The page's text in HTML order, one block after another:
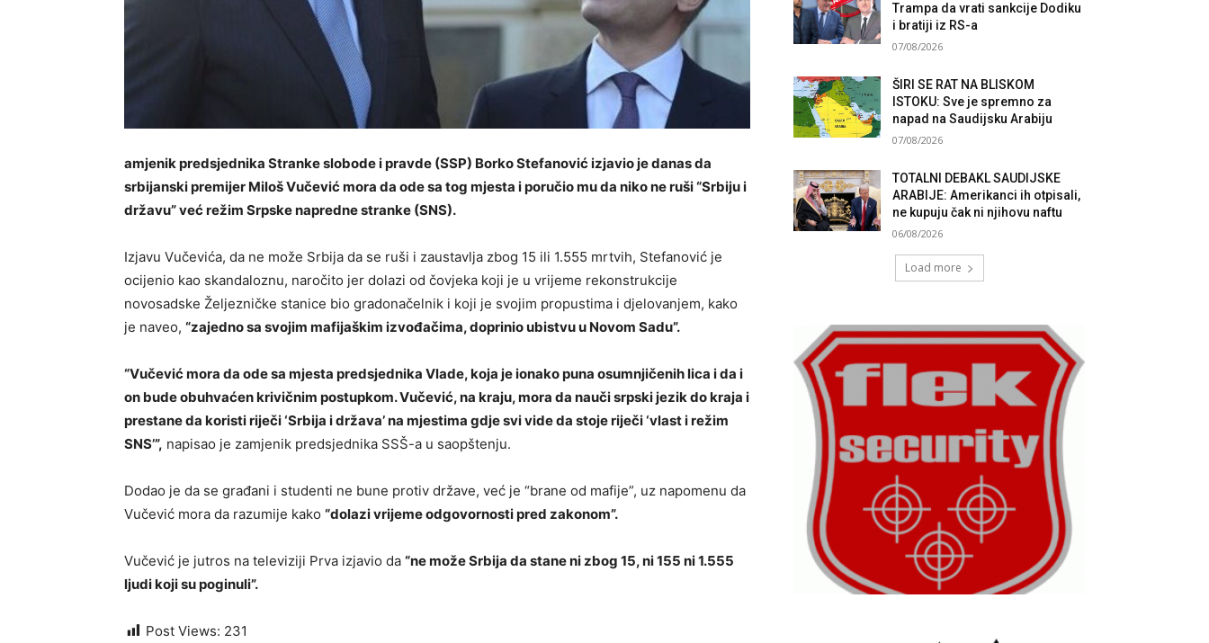
amjenik predsjednika Stranke slobode i pravde (SSP) Borko Stefanović izjavio je danas da
srbijanski premijer Miloš Vučević mora da ode sa tog mjesta i poručio mu da niko ne ruši “Srbiju i
državu” već režim Srpske napredne stranke (SNS).
Izjavu Vučevića, da ne može Srbija da se ruši i zaustavlja zbog 15 ili 1.555 mrtvih, Stefanović je
ocijenio kao skandaloznu, naročito jer dolazi od čovjeka koji je u vrijeme rekonstrukcije
novosadske Željezničke stanice bio gradonačelnik i koji je svojim propustima i djelovanjem, kako
je naveo, “zajedno sa svojim mafijaškim izvođačima, doprinio ubistvu u Novom Sadu”.
“Vučević mora da ode sa mjesta predsjednika Vlade, koja je ionako puna osumnjičenih lica i da i
on bude obuhvaćen krivičnim postupkom. Vučević, na kraju, mora da nauči srpski jezik do kraja i
prestane da koristi riječi ‘Srbija i država’ na mjestima gdje svi vide da stoje riječi ‘vlast i režim
SNS’”, napisao je zamjenik predsjednika SSŠ-a u saopštenju.
Dodao je da se građani i studenti ne bune protiv države, već je “brane od mafije”, uz napomenu da
Vučević mora da razumije kako “dolazi vrijeme odgovornosti pred zakonom”.
Vučević je jutros na televiziji Prva izjavio da “ne može Srbija da stane ni zbog 15, ni 155 ni 1.555
ljudi koji su poginuli”.
Post Views: 231
Trampa da vrati sankcije Dodiku
i bratiji iz RS-a
07/08/2026
ŠIRI SE RAT NA BLISKOM
ISTOKU: Sve je spremno za
napad na Saudijsku Arabiju
07/08/2026
TOTALNI DEBAKL SAUDIJSKE
ARABIJE: Amerikanci ih otpisali,
ne kupuju čak ni njihovu naftu
06/08/2026
Load more